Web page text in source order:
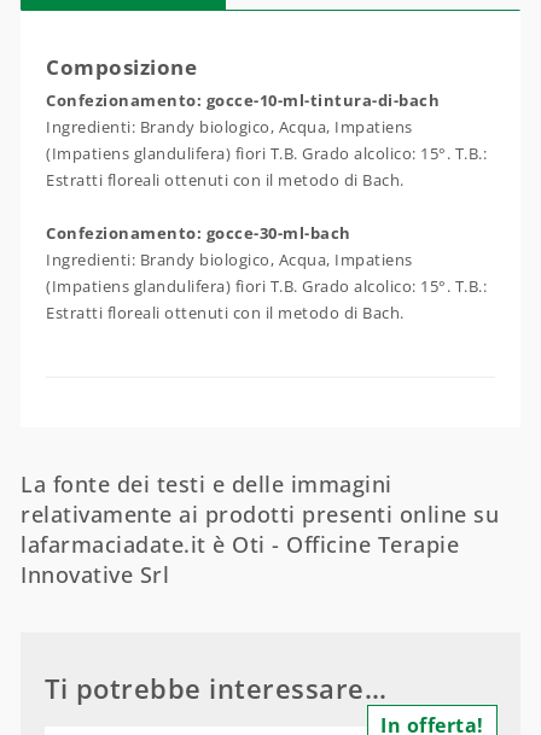
Composizione
Confezionamento: gocce-10-ml-tintura-di-bach
Ingredienti: Brandy biologico, Acqua, Impatiens
(Impatiens glandulifera) fiori T.B. Grado alcolico: 15°. T.B.:
Estratti floreali ottenuti con il metodo di Bach.
Confezionamento: gocce-30-ml-bach
Ingredienti: Brandy biologico, Acqua, Impatiens
(Impatiens glandulifera) fiori T.B. Grado alcolico: 15°. T.B.:
Estratti floreali ottenuti con il metodo di Bach.
La fonte dei testi e delle immagini
relativamente ai prodotti presenti online su
lafarmaciadate.it è Oti - Officine Terapie
Innovative Srl
Ti potrebbe interessare…
In offerta!